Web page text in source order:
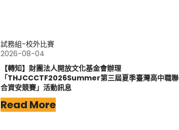
試務組-校外比賽
2026-08-04
【轉知】財團法人開放文化基金會辦理
「THJCCCTF2026Summer第三屆夏季臺灣高中職聯
合資安競賽」活動訊息
Read More